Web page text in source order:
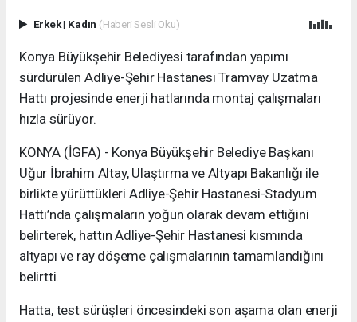
Erkek| Kadın (Haberi Sesli Oku)
Konya Büyükşehir Belediyesi tarafından yapımı
sürdürülen Adliye-Şehir Hastanesi Tramvay Uzatma
Hattı projesinde enerji hatlarında montaj çalışmaları
hızla sürüyor.
KONYA (İGFA) - Konya Büyükşehir Belediye Başkanı
Uğur İbrahim Altay, Ulaştırma ve Altyapı Bakanlığı ile
birlikte yürüttükleri Adliye-Şehir Hastanesi-Stadyum
Hattı’nda çalışmaların yoğun olarak devam ettiğini
belirterek, hattın Adliye-Şehir Hastanesi kısmında
altyapı ve ray döşeme çalışmalarının tamamlandığını
belirtti.
Hatta, test sürüşleri öncesindeki son aşama olan enerji